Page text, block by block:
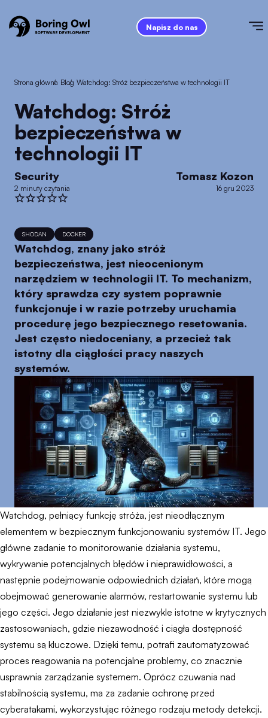
Napisz do nas
Strona główna
/ Blog
/ Watchdog: Stróż bezpieczeństwa w technologii IT
Watchdog: Stróż
bezpieczeństwa w
technologii IT
Security
2 minuty czytania
Tomasz Kozon
16 gru 2023
SHODAN DOCKER
Watchdog, znany jako stróż
bezpieczeństwa, jest nieocenionym
narzędziem w technologii IT. To mechanizm,
który sprawdza czy system poprawnie
funkcjonuje i w razie potrzeby uruchamia
procedurę jego bezpiecznego resetowania.
Jest często niedoceniany, a przecież tak
istotny dla ciągłości pracy naszych
systemów.
Watchdog, pełniący funkcję stróża, jest nieodłącznym
elementem w bezpiecznym funkcjonowaniu systemów IT. Jego
główne zadanie to monitorowanie działania systemu,
wykrywanie potencjalnych błędów i nieprawidłowości, a
następnie podejmowanie odpowiednich działań, które mogą
obejmować generowanie alarmów, restartowanie systemu lub
jego części. Jego działanie jest niezwykle istotne w krytycznych
zastosowaniach, gdzie niezawodność i ciągła dostępność
systemu są kluczowe. Dzięki temu, potrafi zautomatyzować
proces reagowania na potencjalne problemy, co znacznie
usprawnia zarządzanie systemem. Oprócz czuwania nad
stabilnością systemu, ma za zadanie ochronę przed
cyberatakami, wykorzystując różnego rodzaju metody detekcji.